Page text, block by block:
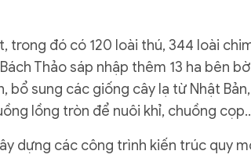
trong đó có 120 loài thú, 344 loài
Thảo sáp nhập thêm 13 ha bên bờ
bổ sung các giống cây lạ từ Nhật Bản,
lồng tròn để nuôi khỉ, chuồng
dựng các công trình kiến trúc quy